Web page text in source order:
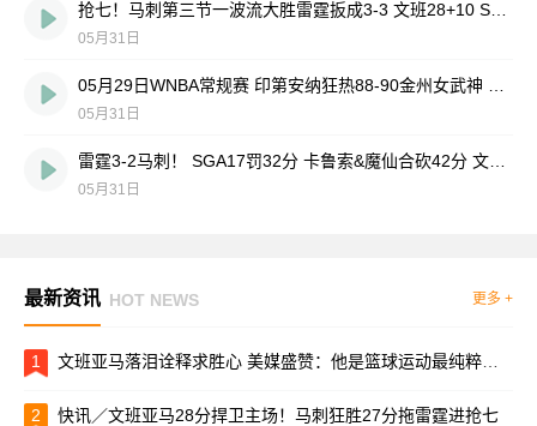
05月31日
05月31日
05月31日
最新资讯 HOT NEWS 更多 +
1 文班亚马落泪诠释求胜心 美媒盛赞：他是篮球运动最纯粹的美好
2 快讯／文班亚马28分捍卫主场！马刺狂胜27分拖雷霆进抢七